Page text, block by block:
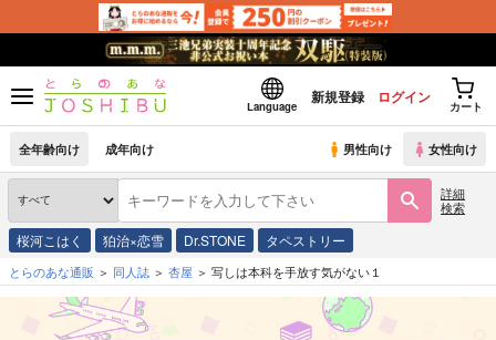
Language
新規登録 ログイン
カート
全年齢向け 成年向け 男性向け 女性向け
詳細
検索
桜河こはく 狛治×恋雪 Dr.STONE タペストリー
とらのあな通販 同人誌 杏屋 写しは本科を手放す気がない１